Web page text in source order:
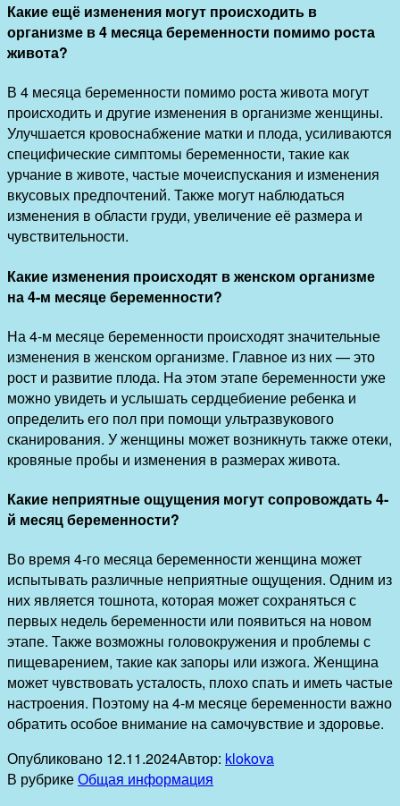
Какие ещё изменения могут происходить в
организме в 4 месяца беременности помимо роста
живота?
В 4 месяца беременности помимо роста живота могут
происходить и другие изменения в организме женщины.
Улучшается кровоснабжение матки и плода, усиливаются
специфические симптомы беременности, такие как
урчание в животе, частые мочеиспускания и изменения
вкусовых предпочтений. Также могут наблюдаться
изменения в области груди, увеличение её размера и
чувствительности.
Какие изменения происходят в женском организме
на 4-м месяце беременности?
На 4-м месяце беременности происходят значительные
изменения в женском организме. Главное из них — это
рост и развитие плода. На этом этапе беременности уже
можно увидеть и услышать сердцебиение ребенка и
определить его пол при помощи ультразвукового
сканирования. У женщины может возникнуть также отеки,
кровяные пробы и изменения в размерах живота.
Какие неприятные ощущения могут сопровождать 4-
й месяц беременности?
Во время 4-го месяца беременности женщина может
испытывать различные неприятные ощущения. Одним из
них является тошнота, которая может сохраняться с
первых недель беременности или появиться на новом
этапе. Также возможны головокружения и проблемы с
пищеварением, такие как запоры или изжога. Женщина
может чувствовать усталость, плохо спать и иметь частые
настроения. Поэтому на 4-м месяце беременности важно
обратить особое внимание на самочувствие и здоровье.
Опубликовано 12.11.2024Автор: klokova
В рубрикеОбщая информация